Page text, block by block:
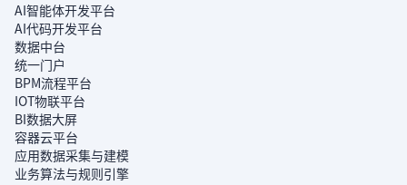
AI智能体开发平台
AI代码开发平台
数据中台
统一门户
BPM流程平台
IOT物联平台
BI数据大屏
容器云平台
应用数据采集与建模
业务算法与规则引擎